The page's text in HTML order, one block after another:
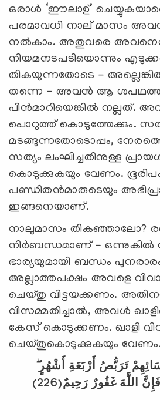
ഒരാള്‍ ‘ഈലാഉ്’
പരമാവധി നാല് മാസം
നല്‍കാം. അതുവരെ
നിയമനടപടിയൊന്നും
തികയുന്നതോടെ -
തന്നെ - അവന്‍ ആ
പിന്‍മാറിയെങ്കില്‍ നല്ലത്.
പൊറുത്ത് കൊടുത്തേക്കും.
മടങ്ങുന്നതോടൊപ്പം,
സത്യം ലംഘിച്ചതിനുള്ള
കൊടുക്കുകയും വേണം.
പണ്ഡിതന്‍മാരുടെയും
ഇങ്ങനെയാണ്.
നാലുമാസം തികഞ്ഞാലോ?
നിര്‍ബന്ധമാണ് - ഒന്നുകില്‍
ഭാര്യയുമായി ബന്ധം
അല്ലാത്തപക്ഷം അവളെ
ചെയ്തു വിട്ടയക്കണം.
വിസമ്മതിച്ചാല്‍, അവള്‍
കേസ് കൊടുക്കണം. ഖാളി
ചെയ്തുകൊടുക്കുകയും
تَرَبُّصُ أَرْبَعَةِ أَشْهُرٍ
اللَّهَ غَفُورٌ رَحِيمٌ(226)